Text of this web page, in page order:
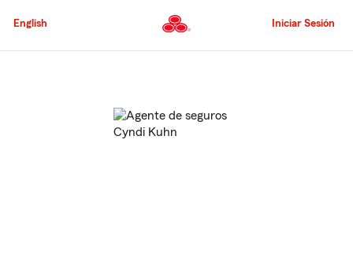
al
principal
English Iniciar Sesión